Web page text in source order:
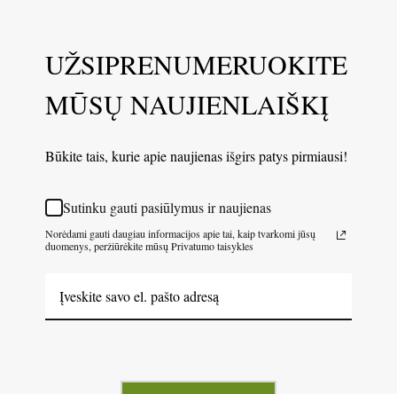
UŽSIPRENUMERUOKITE
MŪSŲ NAUJIENLAIŠKĮ
Būkite tais, kurie apie naujienas išgirs patys pirmiausi!
Sutinku gauti pasiūlymus ir naujienas
Norėdami gauti daugiau informacijos apie tai, kaip tvarkomi jūsų
duomenys, peržiūrėkite mūsų Privatumo taisykles